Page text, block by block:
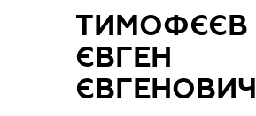
ТИМОФЄЄВ
ЄВГЕН
ЄВГЕНОВИЧ